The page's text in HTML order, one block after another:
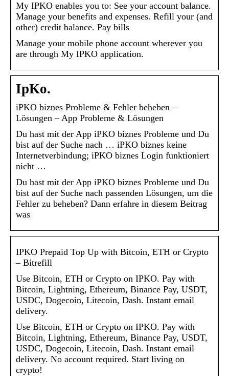
My IPKO enables you to: See your account balance.
Manage your benefits and expenses. Refill your (and
other) credit balance. Pay bills
Manage your mobile phone account wherever you
are through My IPKO application.
IpKo.
iPKO biznes Probleme & Fehler beheben –
Lösungen – App Probleme & Lösungen
Du hast mit der App iPKO biznes Probleme und Du
bist auf der Suche nach … iPKO biznes keine
Internetverbindung; iPKO biznes Login funktioniert
nicht …
Du hast mit der App iPKO biznes Probleme und Du
bist auf der Suche nach passenden Lösungen, um die
Fehler zu beheben? Dann erfahre in diesem Beitrag
was
IPKO Prepaid Top Up with Bitcoin, ETH or Crypto
– Bitrefill
Use Bitcoin, ETH or Crypto on IPKO. Pay with
Bitcoin, Lightning, Ethereum, Binance Pay, USDT,
USDC, Dogecoin, Litecoin, Dash. Instant email
delivery.
Use Bitcoin, ETH or Crypto on IPKO. Pay with
Bitcoin, Lightning, Ethereum, Binance Pay, USDT,
USDC, Dogecoin, Litecoin, Dash. Instant email
delivery. No account required. Start living on
crypto!